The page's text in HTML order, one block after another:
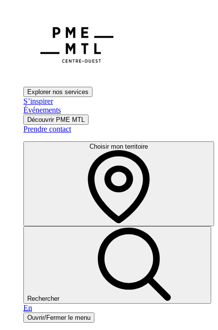
Explorer nos services
S’inspirer
Événements
Découvrir PME MTL
Prendre contact
Choisir mon territoire
Rechercher
En
Ouvrir/Fermer le menu